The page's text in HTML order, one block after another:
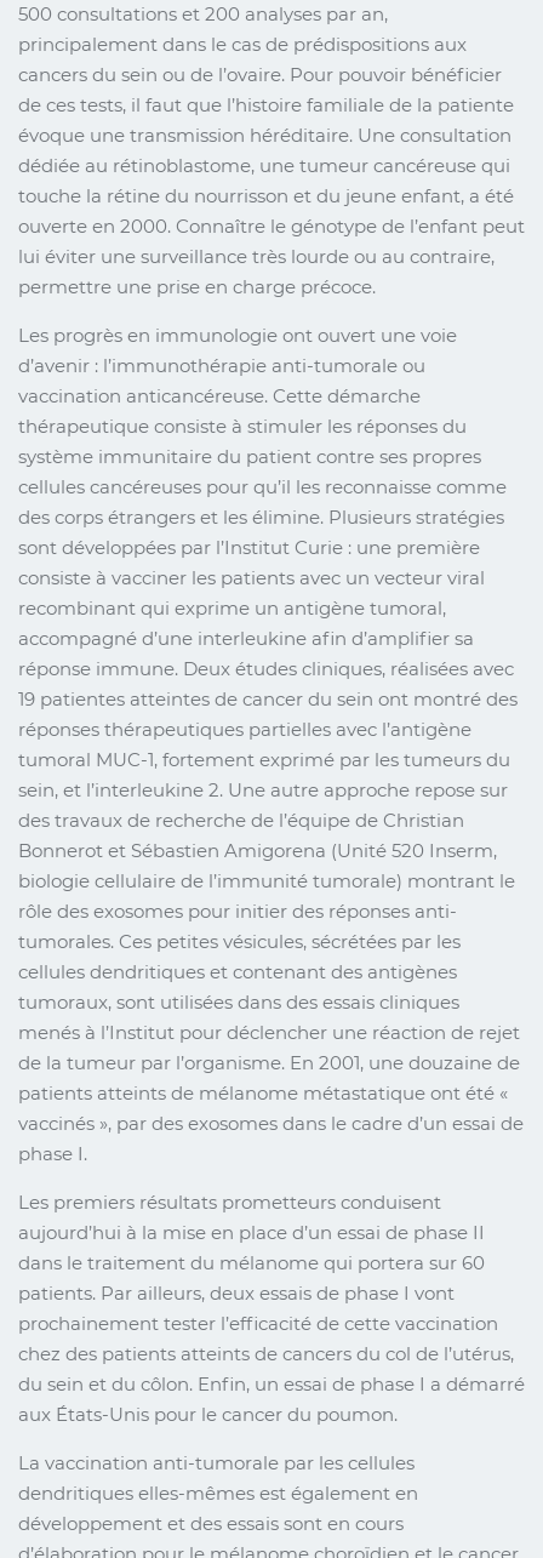
500 consultations et 200 analyses par an,
principalement dans le cas de prédispositions aux
cancers du sein ou de l’ovaire. Pour pouvoir bénéficier
de ces tests, il faut que l’histoire familiale de la patiente
évoque une transmission héréditaire. Une consultation
dédiée au rétinoblastome, une tumeur cancéreuse qui
touche la rétine du nourrisson et du jeune enfant, a été
ouverte en 2000. Connaître le génotype de l’enfant peut
lui éviter une surveillance très lourde ou au contraire,
permettre une prise en charge précoce.
Les progrès en immunologie ont ouvert une voie
d’avenir : l’immunothérapie anti-tumorale ou
vaccination anticancéreuse. Cette démarche
thérapeutique consiste à stimuler les réponses du
système immunitaire du patient contre ses propres
cellules cancéreuses pour qu’il les reconnaisse comme
des corps étrangers et les élimine. Plusieurs stratégies
sont développées par l’Institut Curie : une première
consiste à vacciner les patients avec un vecteur viral
recombinant qui exprime un antigène tumoral,
accompagné d’une interleukine afin d’amplifier sa
réponse immune. Deux études cliniques, réalisées avec
19 patientes atteintes de cancer du sein ont montré des
réponses thérapeutiques partielles avec l’antigène
tumoral MUC-1, fortement exprimé par les tumeurs du
sein, et l’interleukine 2. Une autre approche repose sur
des travaux de recherche de l’équipe de Christian
Bonnerot et Sébastien Amigorena (Unité 520 Inserm,
biologie cellulaire de l’immunité tumorale) montrant le
rôle des exosomes pour initier des réponses anti-
tumorales. Ces petites vésicules, sécrétées par les
cellules dendritiques et contenant des antigènes
tumoraux, sont utilisées dans des essais cliniques
menés à l’Institut pour déclencher une réaction de rejet
de la tumeur par l’organisme. En 2001, une douzaine de
patients atteints de mélanome métastatique ont été «
vaccinés », par des exosomes dans le cadre d’un essai de
phase I.
Les premiers résultats prometteurs conduisent
aujourd’hui à la mise en place d’un essai de phase II
dans le traitement du mélanome qui portera sur 60
patients. Par ailleurs, deux essais de phase I vont
prochainement tester l’efficacité de cette vaccination
chez des patients atteints de cancers du col de l’utérus,
du sein et du côlon. Enfin, un essai de phase I a démarré
aux États-Unis pour le cancer du poumon.
La vaccination anti-tumorale par les cellules
dendritiques elles-mêmes est également en
développement et des essais sont en cours
d’élaboration pour le mélanome choroïdien et le cancer